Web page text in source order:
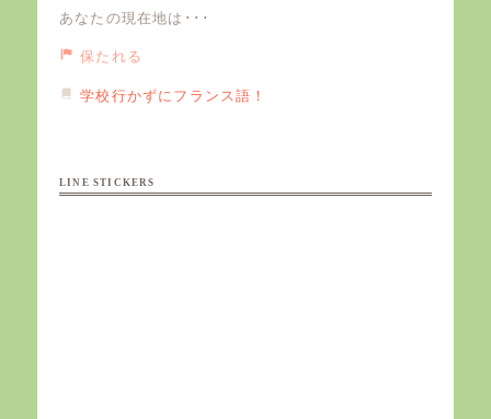
あなたの現在地は･･･
保たれる
学校行かずにフランス語！
LINE STICKERS